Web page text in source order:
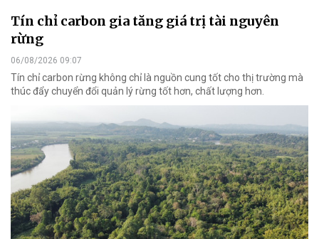
Tín chỉ carbon gia tăng giá trị tài nguyên
rừng
06/08/2026 09:07
Tín chỉ carbon rừng không chỉ là nguồn cung tốt cho thị trường mà
thúc đẩy chuyển đổi quản lý rừng tốt hơn, chất lượng hơn.